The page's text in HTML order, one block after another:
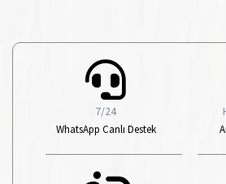
7/24
WhatsApp Canlı Destek